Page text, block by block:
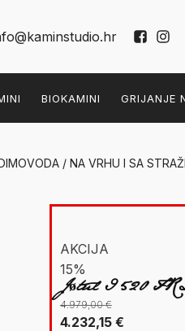
BIOKAMINI GRIJANJE
/ NA VRHU I SA
AKCIJA
15%
Jøtul I 520
4.979,00€
Izvorna
4.232,15 €Trenutna